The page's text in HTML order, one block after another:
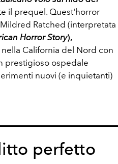
il prequel. Quest'horror
Ratched (interpretata
Horror Story),
California del Nord con
prestigioso ospedale
nuovi (e inquietanti)
perfetto